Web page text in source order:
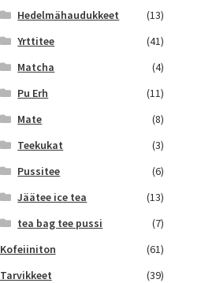
Hedelmähaudukkeet
(13)
Yrttitee
(41)
Matcha
(4)
Pu Erh
(11)
Mate
(8)
Teekukat
(3)
Pussitee
(6)
Jäätee ice tea
(13)
tea bag tee pussi
(7)
Kofeiiniton
(61)
Tarvikkeet
(39)